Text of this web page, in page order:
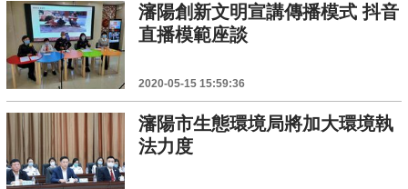
瀋陽創新文明宣講傳播模式 抖音
直播模範座談
2020-05-15 15:59:36
瀋陽市生態環境局將加大環境執
法力度